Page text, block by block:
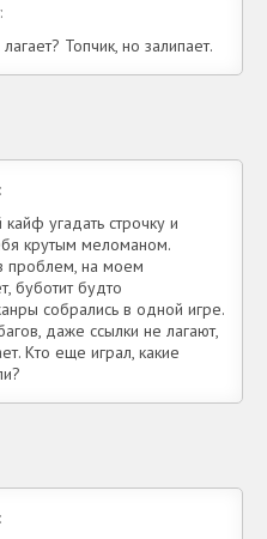
Топчик, но залипает.
кайф угадать строчку и
крутым меломаном.
проблем, на моем
буботит будто
собрались в одной игре.
даже ссылки не лагают,
Кто еще играл, какие